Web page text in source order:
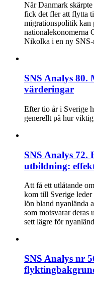
När Danmark
fick det fler att flytta
migrationspolitik kan
nationalekonomerna
Nikolka i en ny SNS-
SNS Analys 80.
värderingar
Efter tio år i Sverige
generellt på hur
SNS Analys 72.
utbildning:
Att få ett utlåtande
kom till Sverige leder
lön bland nyanlända
som motsvarar deras
sett lägre för
SNS Analys nr